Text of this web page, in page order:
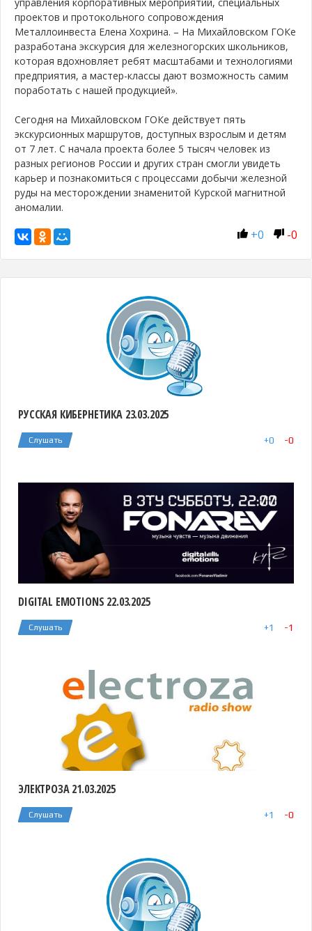
проектов и протокольного сопровождения
Металлоинвеста Елена Хохрина. – На Михайловском ГОКе
разработана экскурсия для железногорских школьников,
которая вдохновляет ребят масштабами и технологиями
предприятия, а мастер-классы дают возможность самим
поработать с нашей продукцией».
Сегодня на Михайловском ГОКе действует пять
экскурсионных маршрутов, доступных взрослым и детям
от 7 лет. С начала проекта более 5 тысяч человек из
разных регионов России и других стран смогли увидеть
карьер и познакомиться с процессами добычи железной
руды на месторождении знаменитой Курской магнитной
аномалии.
+0 -0
РУССКАЯ КИБЕРНЕТИКА 23.03.2025
Слушать +0 -0
DIGITAL EMOTIONS 22.03.2025
Слушать +1 -1
ЭЛЕКТРОЗА 21.03.2025
Слушать +1 -0